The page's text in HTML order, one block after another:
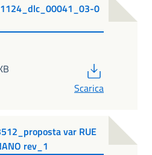
0
Scarica
var RUE
rev_1